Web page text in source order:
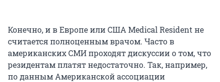
Конечно, и в Европе или США Medical Resident не
считается полноценным врачом. Часто в
американских СМИ проходят дискуссии о том, что
резидентам платят недостаточно. Так, например,
по данным Американской ассоциации